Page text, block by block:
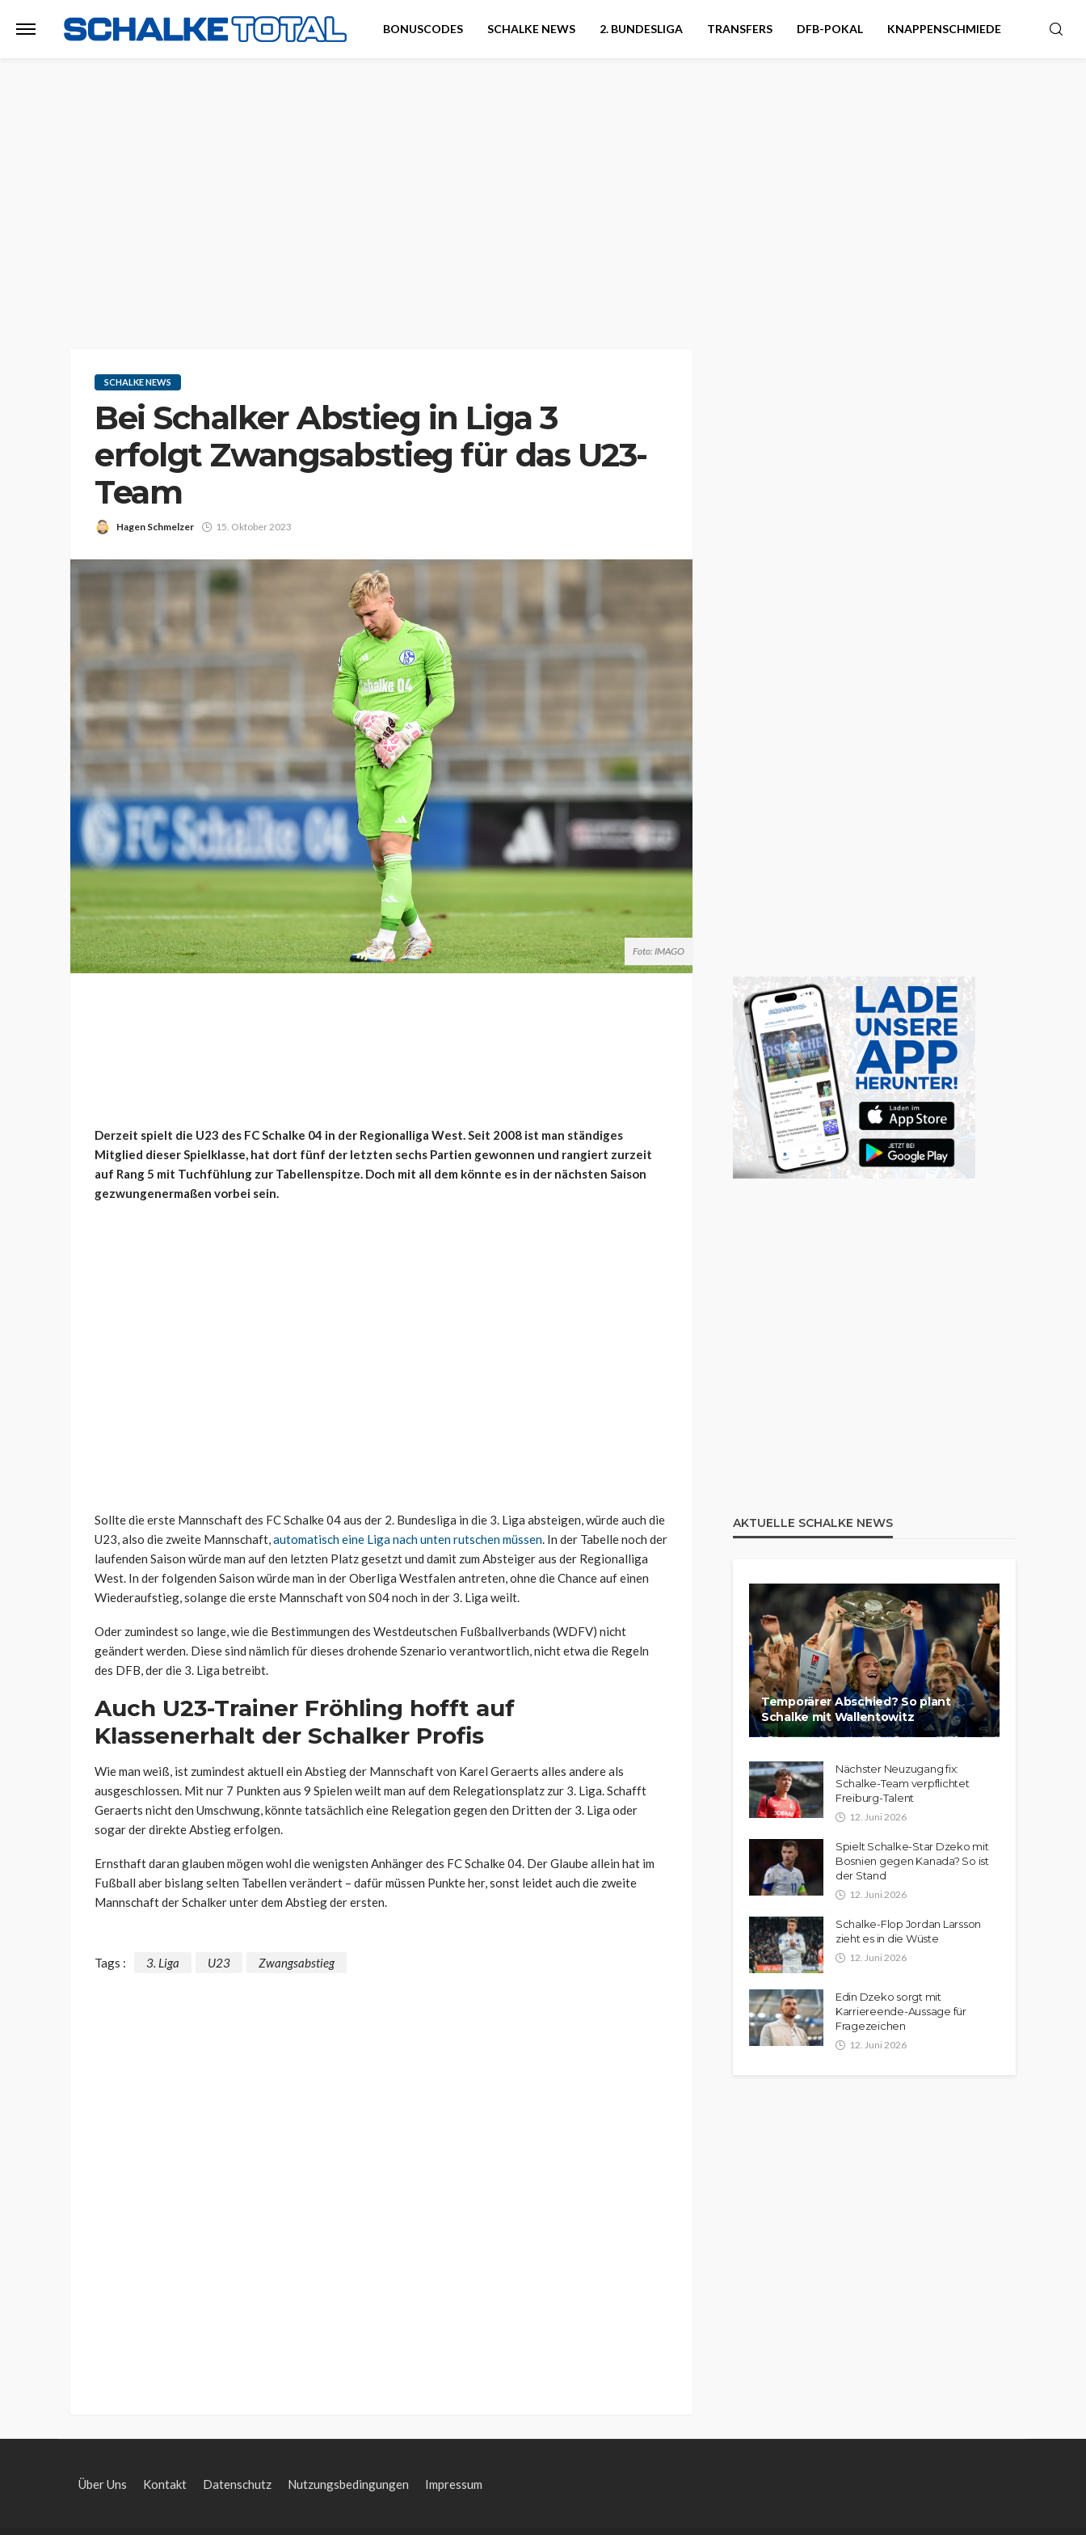
BONUSCODES SCHALKE NEWS 2. BUNDESLIGA TRANSFERS DFB-POKAL KNAPPENSCHMIEDE
SCHALKE NEWS
Bei Schalker Abstieg in Liga 3
erfolgt Zwangsabstieg für das U23-
Team
Hagen Schmelzer 15. Oktober 2023
Foto: IMAGO
Derzeit spielt die U23 des FC Schalke 04 in der Regionalliga West. Seit 2008 ist man ständiges
Mitglied dieser Spielklasse, hat dort fünf der letzten sechs Partien gewonnen und rangiert zurzeit
auf Rang 5 mit Tuchfühlung zur Tabellenspitze. Doch mit all dem könnte es in der nächsten Saison
gezwungenermaßen vorbei sein.
Sollte die erste Mannschaft des FC Schalke 04 aus der 2. Bundesliga in die 3. Liga absteigen, würde auch die
U23, also die zweite Mannschaft,automatisch eine Liga nach unten rutschen müssen. In der Tabelle noch der
laufenden Saison würde man auf den letzten Platz gesetzt und damit zum Absteiger aus der Regionalliga
West. In der folgenden Saison würde man in der Oberliga Westfalen antreten, ohne die Chance auf einen
Wiederaufstieg, solange die erste Mannschaft von S04 noch in der 3. Liga weilt.
Oder zumindest so lange, wie die Bestimmungen des Westdeutschen Fußballverbands (WDFV) nicht
geändert werden. Diese sind nämlich für dieses drohende Szenario verantwortlich, nicht etwa die Regeln
des DFB, der die 3. Liga betreibt.
Auch U23-Trainer Fröhling hofft auf
Klassenerhalt der Schalker Profis
Wie man weiß, ist zumindest aktuell ein Abstieg der Mannschaft von Karel Geraerts alles andere als
ausgeschlossen. Mit nur 7 Punkten aus 9 Spielen weilt man auf dem Relegationsplatz zur 3. Liga. Schafft
Geraerts nicht den Umschwung, könnte tatsächlich eine Relegation gegen den Dritten der 3. Liga oder
sogar der direkte Abstieg erfolgen.
Ernsthaft daran glauben mögen wohl die wenigsten Anhänger des FC Schalke 04. Der Glaube allein hat im
Fußball aber bislang selten Tabellen verändert – dafür müssen Punkte her, sonst leidet auch die zweite
Mannschaft der Schalker unter dem Abstieg der ersten.
Tags : 3. Liga U23 Zwangsabstieg
AKTUELLE SCHALKE NEWS
Temporärer Abschied? So plant
Schalke mit Wallentowitz
Nächster Neuzugang fix:
Schalke-Team verpflichtet
Freiburg-Talent
12. Juni 2026
Spielt Schalke-Star Dzeko mit
Bosnien gegen Kanada? So ist
der Stand
12. Juni 2026
Schalke-Flop Jordan Larsson
zieht es in die Wüste
12. Juni 2026
Edin Dzeko sorgt mit
Karriereende-Aussage für
Fragezeichen
12. Juni 2026
Über Uns Kontakt Datenschutz Nutzungsbedingungen Impressum